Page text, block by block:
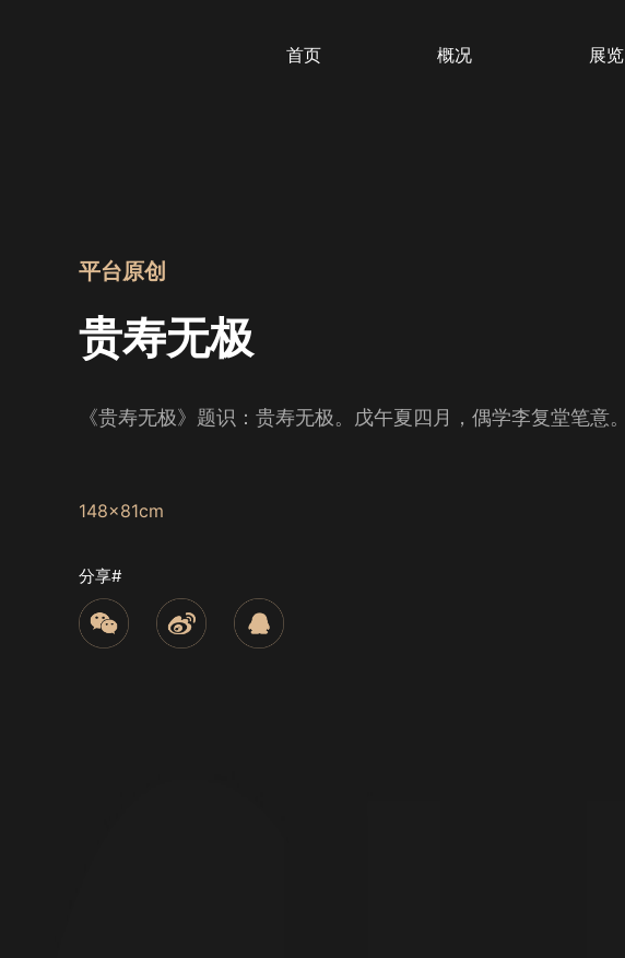
首页 概况 展览
平台原创
贵寿无极
《贵寿无极》题识：贵寿无极。戊午夏四月，偶学李复堂笔意。
148x81cm
分享#